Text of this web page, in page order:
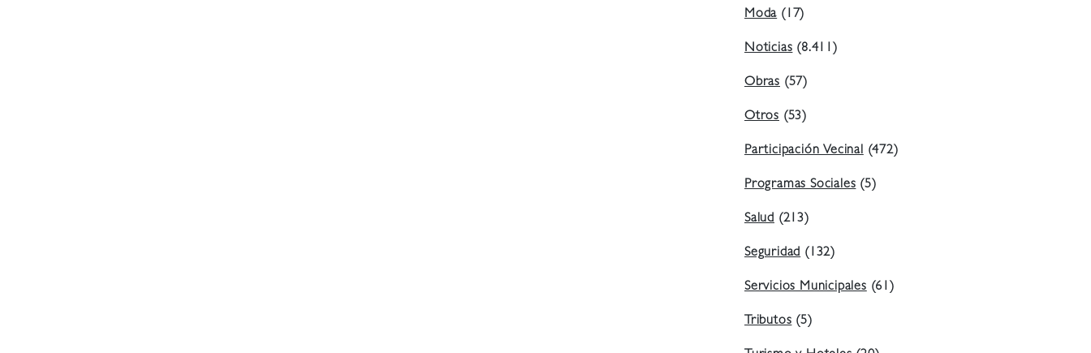
Moda(17)
Noticias(8.411)
Obras (57)
Otros (53)
Participación Vecinal(472)
Programas Sociales(5)
Salud (213)
Seguridad(132)
Servicios Municipales(61)
Tributos(5)